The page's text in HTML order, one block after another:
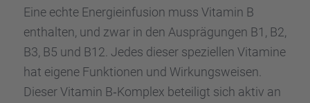
Eine echte Energie­in­fu­sion muss Vitamin B
enthal­ten, und zwar in den Ausprä­gun­gen B1, B2,
B3, B5 und B12. Jedes dieser spezi­el­len Vitamine
hat eigene Funktio­nen und Wirkungs­wei­sen.
Dieser Vitamin B‑Komplex betei­ligt sich aktiv an